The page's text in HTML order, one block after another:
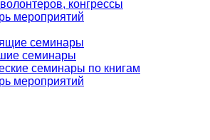
конгрессы
мероприятий
семинары
семинары
семинары по книгам
мероприятий